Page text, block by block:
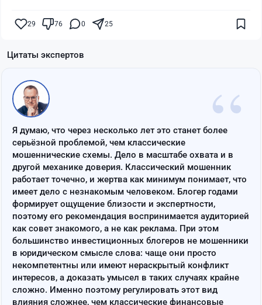
29 76 0 25
Цитаты экспертов
“
Я думаю, что через несколько лет это станет более
серьёзной проблемой, чем классические
мошеннические схемы. Дело в масштабе охвата и в
другой механике доверия. Классический мошенник
работает точечно, и жертва как минимум понимает, что
имеет дело с незнакомым человеком. Блогер годами
формирует ощущение близости и экспертности,
поэтому его рекомендация воспринимается аудиторией
как совет знакомого, а не как реклама. При этом
большинство инвестиционных блогеров не мошенники
в юридическом смысле слова: чаще они просто
некомпетентны или имеют нераскрытый конфликт
интересов, а доказать умысел в таких случаях крайне
сложно. Именно поэтому регулировать этот вид
влияния сложнее, чем классические финансовые